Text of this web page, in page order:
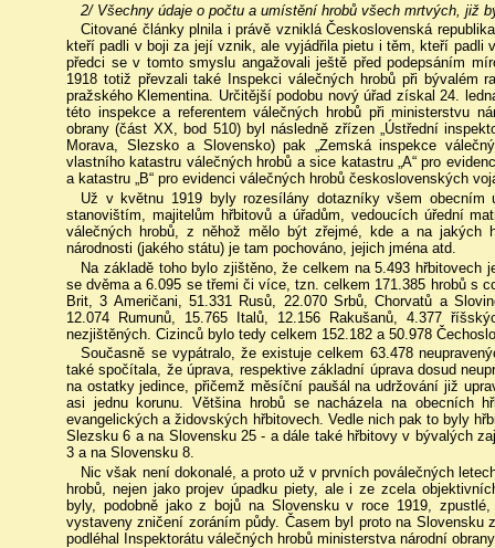
2/ Všechny údaje o počtu a umístění hrobů všech mrtvých, již
Citované články plnila i právě vzniklá Československá
kteří padli v boji za její vznik, ale vyjádřila pietu i těm, kteří padli
předci se v tomto smyslu angažovali ještě před podepsáním
1918 totiž převzali také Inspekci válečných hrobů při bývalém
pražského Klementina. Určitější podobu nový úřad získal 24.
této inspekce a referentem válečných hrobů při ministerstvu
obrany (část XX, bod 510) byl následně zřízen „Ústřední
Morava, Slezsko a Slovensko) pak „Zemská inspekce
vlastního katastru válečných hrobů a sice katastru „A“ pro
a katastru „B“ pro evidenci válečných hrobů československých
Už v květnu 1919 byly rozesílány dotazníky všem obecním
stanovištím, majitelům hřbitovů a úřadům, vedoucích úřední
válečných hrobů, z něhož mělo být zřejmé, kde a na jakých
národnosti (jakého státu) je tam pochováno, jejich jména atd.
Na základě toho bylo zjištěno, že celkem na 5.493 hřbitovech
se dvěma a 6.095 se třemi či více, tzn. celkem 171.385 hrobů s
Brit, 3 Američani, 51.331 Rusů, 22.070 Srbů, Chorvatů a
12.074 Rumunů, 15.765 Italů, 12.156 Rakušanů, 4.377
nezjištěných. Cizinců bylo tedy celkem 152.182 a 50.978
Současně se vypátralo, že existuje celkem 63.478
také spočítala, že úprava, respektive základní úprava dosud
na ostatky jedince, přičemž měsíční paušál na udržování již
asi jednu korunu. Většina hrobů se nacházela na obecních
evangelických a židovských hřbitovech. Vedle nich pak to byly
Slezsku 6 a na Slovensku 25 - a dále také hřbitovy v bývalých
3 a na Slovensku 8.
Nic však není dokonalé, a proto už v prvních poválečných
hrobů, nejen jako projev úpadku piety, ale i ze zcela
byly, podobně jako z bojů na Slovensku v roce 1919, zpustlé,
vystaveny zničení zoráním půdy. Časem byl proto na Slovensku
podléhal Inspektorátu válečných hrobů ministerstva národní